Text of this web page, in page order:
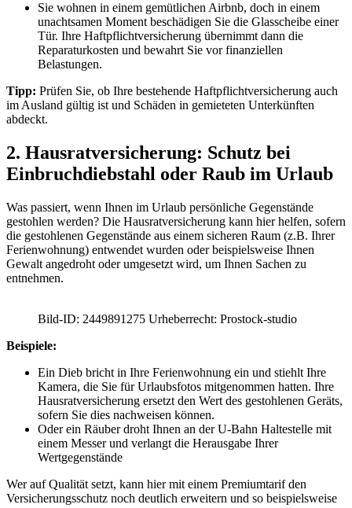
Sie wohnen in einem gemütlichen Airbnb, doch in einem
unachtsamen Moment beschädigen Sie die Glasscheibe einer
Tür. Ihre Haftpflichtversicherung übernimmt dann die
Reparaturkosten und bewahrt Sie vor finanziellen
Belastungen.
Tipp: Prüfen Sie, ob Ihre bestehende Haftpflichtversicherung auch
im Ausland gültig ist und Schäden in gemieteten Unterkünften
abdeckt.
2. Hausratversicherung: Schutz bei
Einbruchdiebstahl oder Raub im Urlaub
Was passiert, wenn Ihnen im Urlaub persönliche Gegenstände
gestohlen werden? Die Hausratversicherung kann hier helfen, sofern
die gestohlenen Gegenstände aus einem sicheren Raum (z.B. Ihrer
Ferienwohnung) entwendet wurden oder beispielsweise Ihnen
Gewalt angedroht oder umgesetzt wird, um Ihnen Sachen zu
entnehmen.
Bild-ID: 2449891275 Urheberrecht: Prostock-studio
Beispiele:
Ein Dieb bricht in Ihre Ferienwohnung ein und stiehlt Ihre
Kamera, die Sie für Urlaubsfotos mitgenommen hatten. Ihre
Hausratversicherung ersetzt den Wert des gestohlenen Geräts,
sofern Sie dies nachweisen können.
Oder ein Räuber droht Ihnen an der U-Bahn Haltestelle mit
einem Messer und verlangt die Herausgabe Ihrer
Wertgegenstände
Wer auf Qualität setzt, kann hier mit einem Premiumtarif den
Versicherungsschutz noch deutlich erweitern und so beispielsweise